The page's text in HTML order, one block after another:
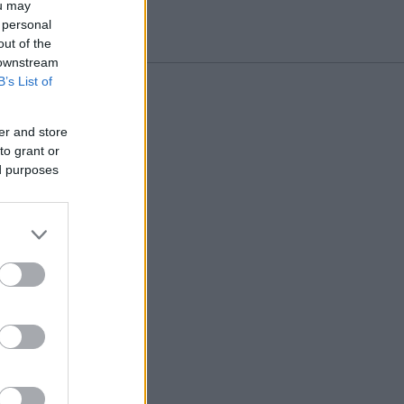
may
of the
List of
and store
grant or
purposes